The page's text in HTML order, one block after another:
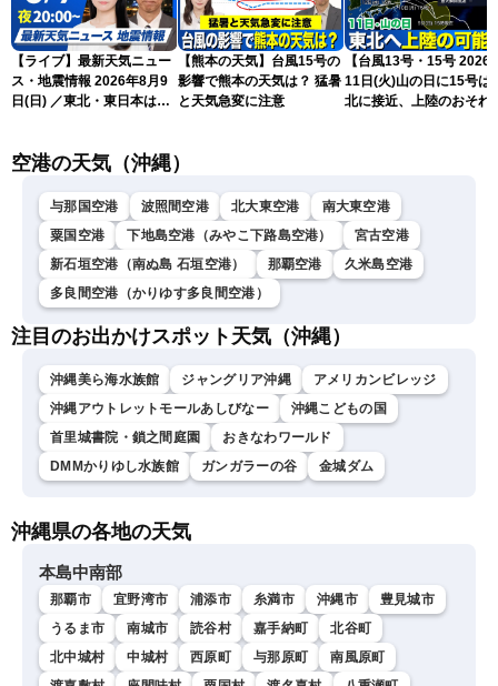
【ライブ】最新天気ニュー
ス・地震情報 2026年8月9
日(日) ／東北・東日本は急
衣／芳野達郎〉
【熊本の天気】台風15号の
影響で熊本の天気は？ 猛暑
と天気急変に注意
【台風13号・15号 2026
11日(火)山の日に15号は
北に接近、上陸のおそれ
空港の天気（沖縄）
与那国空港 波照間空港 北大東空港
南大東空港
粟国空港
下地島空港（みやこ下路島空港）
宮古空港
新石垣空港（南ぬ島 石垣空港）
那覇空港
久米島空港
多良間空港（かりゆす多良間空港）
注目のお出かけスポット天気（沖縄）
沖縄美ら海水族館 ジャングリア沖縄
アメリカンビレッジ
沖縄アウトレットモールあしびなー
沖縄こどもの国
首里城書院・鎖之間庭園
おきなわワールド
DMMかりゆし水族館
ガンガラーの谷 金城ダム
沖縄県の各地の天気
本島中南部
那覇市 宜野湾市 浦添市 糸満市 沖縄市
豊見城市
うるま市
南城市 読谷村 嘉手納町
北谷町
北中城村
中城村 西原町 与那原町
南風原町